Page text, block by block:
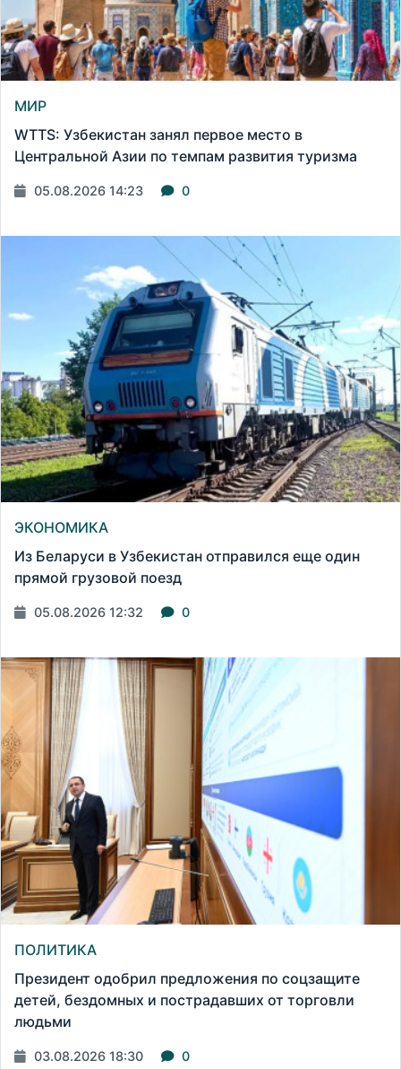
МИР
WTTS: Узбекистан занял первое место в
Центральной Азии по темпам развития туризма
05.08.2026 14:23 0
ЭКОНОМИКА
Из Беларуси в Узбекистан отправился еще один
прямой грузовой поезд
05.08.2026 12:32 0
ПОЛИТИКА
Президент одобрил предложения по соцзащите
детей, бездомных и пострадавших от торговли
людьми
03.08.2026 18:30 0